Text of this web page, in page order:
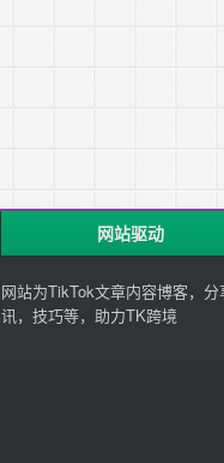
网站驱动
网站为TikTok文章内容博客，分
讯，技巧等，助力TK跨境